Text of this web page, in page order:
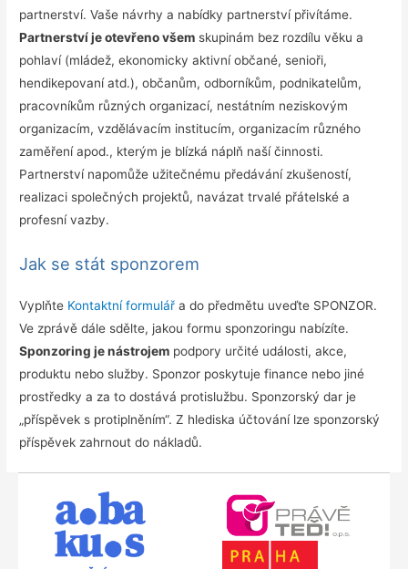
partnerství. Vaše návrhy a nabídky partnerství přivítáme.
Partnerství je otevřeno všem skupinám bez rozdílu věku a
pohlaví (mládež, ekonomicky aktivní občané, senioři,
hendikepovaní atd.), občanům, odborníkům, podnikatelům,
pracovníkům různých organizací, nestátním neziskovým
organizacím, vzdělávacím institucím, organizacím různého
zaměření apod., kterým je blízká náplň naší činnosti.
Partnerství napomůže užitečnému předávání zkušeností,
realizaci společných projektů, navázat trvalé přátelské a
profesní vazby.
Jak se stát sponzorem
Vyplňte Kontaktní formulář a do předmětu uveďte SPONZOR.
Ve zprávě dále sdělte, jakou formu sponzoringu nabízíte.
Sponzoring je nástrojem podpory určité události, akce,
produktu nebo služby. Sponzor poskytuje finance nebo jiné
prostředky a za to dostává protislužbu. Sponzorský dar je
„příspěvek s protiplněním“. Z hlediska účtování lze sponzorský
příspěvek zahrnout do nákladů.